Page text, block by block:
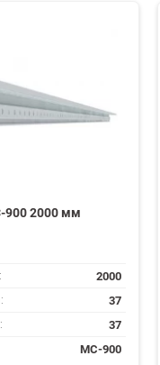
900 2000 мм
2000
37
37
МС-900